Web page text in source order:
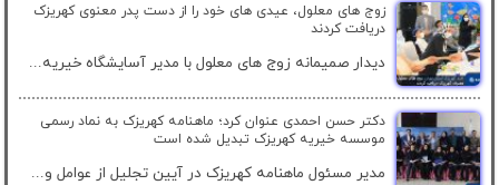
زوج های معلول، عیدی های خود را از دست پدر معنوی کهریزک
دریافت کردند
دیدار صمیمانه زوج های معلول با مدیر آسایشگاه خیریه...
دکتر حسن احمدی عنوان کرد؛ ماهنامه کهریزک به نماد رسمی
موسسه خیریه کهریزک تبدیل شده است
مدیر مسئول ماهنامه کهریزک در آیین تجلیل از عوامل و...